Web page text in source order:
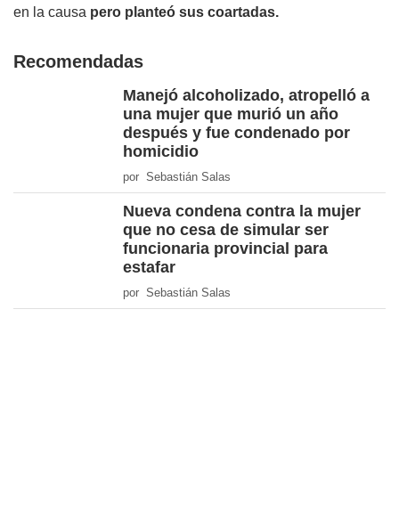
en la causa pero planteó sus coartadas.
Recomendadas
Manejó alcoholizado, atropelló a
una mujer que murió un año
después y fue condenado por
homicidio
por Sebastián Salas
Nueva condena contra la mujer
que no cesa de simular ser
funcionaria provincial para
estafar
por Sebastián Salas